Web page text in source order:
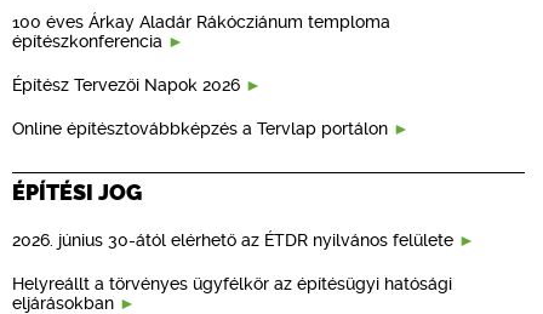
100 éves Árkay Aladár Rákócziánum temploma
építészkonferencia
Építész Tervezői Napok 2026
Online építésztovábbképzés a Tervlap portálon
ÉPÍTÉSI JOG
2026. június 30-ától elérhető az ÉTDR nyilvános felülete
Helyreállt a törvényes ügyfélkör az építésügyi hatósági
eljárásokban